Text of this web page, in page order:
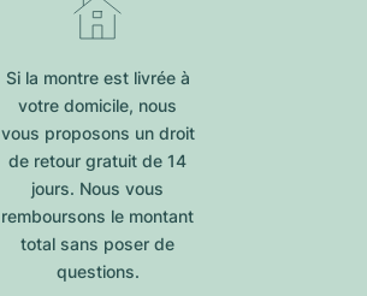
Si la montre est livrée à
votre domicile, nous
vous proposons un droit
de retour gratuit de 14
jours. Nous vous
remboursons le montant
total sans poser de
questions.